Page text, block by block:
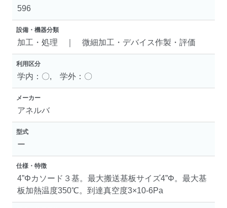
596
設備・機器分類
加工・処理 ｜ 微細加工・デバイス作製・評価
利用区分
学内：〇, 学外：〇
メーカー
アネルバ
型式
ー
仕様・特徴
4”Φカソード３基。最大搬送基板サイズ4”Φ。最大基
板加熱温度350℃。到達真空度3×10-6Pa